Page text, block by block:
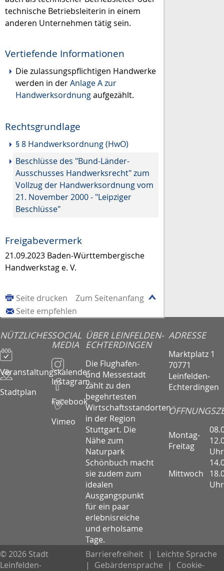
technische Betriebsleiterin in einem
anderen Unternehmen tätig sein.
Vertiefende Informationen
Die zulassungspflichtigen Handwerke
werden in derAnlage A zur
Handwerksordnungaufgezählt.
Rechtsgrundlage
§ 8 Handwerksordnung (HwO)
Beschlüsse des "Bund-Länder-
Ausschusses Handwerksrecht" zum
Vollzug der Handwerksordnung vom
21. November 2000 - "Leipziger
Beschlüsse"
Freigabevermerk
21.09.2023 Baden-Württembergische
Handwerkstag e. V.
Zum Seitenanfang
Seite drucken
Seite empfehlen
NÜTZLICHES
Veranstaltungskalender
Stadtplan
SOCIAL
MEDIA
Instagram
Facebook
Vimeo
ÜBER LEINFELDEN-
ECHTERDINGEN
Die Flughafen-
und Messestadt
zählt zu den
begehrtesten
Wirtschaftsstandorten
in der Region
Stuttgart. Die
Nähe zum
Naturpark
Schönbuch macht
sie zudem zum
idealen
Ausgangspunkt
für ein paar
erlebnisreiche
und erholsame
Tage.
ADRESSE
Marktplatz 1
70771
Leinfelden-
Echterdingen
Montag-
Freitag
Uhr
Mittwoch
Uhr
© 2026 Stadt
Leinfelden-
Barrierefreiheit |
Leichte Sprache
|
Gebärdensprache |
Cookie-